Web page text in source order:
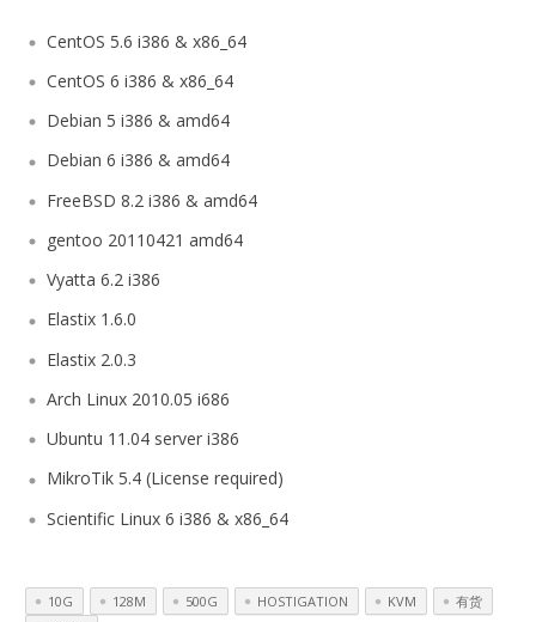
CentOS 5.6 i386 & x86_64
CentOS 6 i386 & x86_64
Debian 5 i386 & amd64
Debian 6 i386 & amd64
FreeBSD 8.2 i386 & amd64
gentoo 20110421 amd64
Vyatta 6.2 i386
Elastix 1.6.0
Elastix 2.0.3
Arch Linux 2010.05 i686
Ubuntu 11.04 server i386
MikroTik 5.4 (License required)
Scientific Linux 6 i386 & x86_64
10G 128M 500G HOSTIGATION KVM
有货